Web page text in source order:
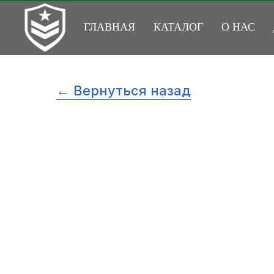
ГЛАВНАЯ КАТАЛОГ О НАС
← Вернуться назад